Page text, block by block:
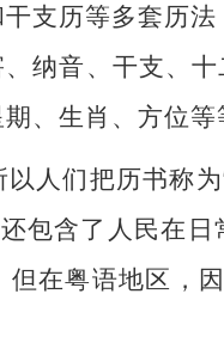
支历等多套历
纳音、干支、
、生肖、方位等
人们把历书称为
包含了人民在
在粤语地区，